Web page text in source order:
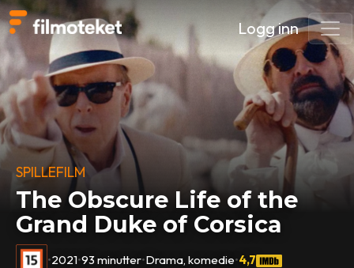
Logg inn
SPILLEFILM
The Obscure Life of the
Grand Duke of Corsica
•2021•93 minutter•Drama, komedie•4,7